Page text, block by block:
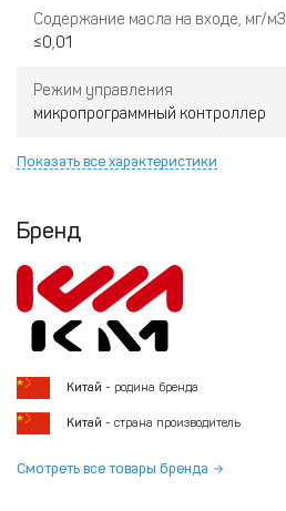
Содержание масла на входе, мг/м3
≤0,01
Режим управления
микропрограммный контроллер
Показать все характеристики
Бренд
Китай - родина бренда
Китай - страна производитель
Смотреть все товары бренда